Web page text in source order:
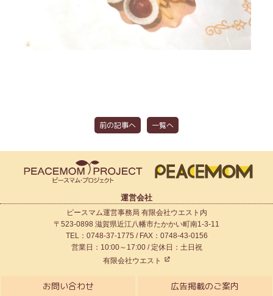
前の記事へ 一覧へ
運営会社
ピースマム運営事務局 有限会社ウエスト内
〒523-0898 滋賀県近江八幡市たかかい町南1-3-11
TEL：0748-37-1775 / FAX：0748-43-0156
営業日：10:00～17:00 / 定休日：土日祝
有限会社ウエスト
お問い合わせ 広告掲載のご案内